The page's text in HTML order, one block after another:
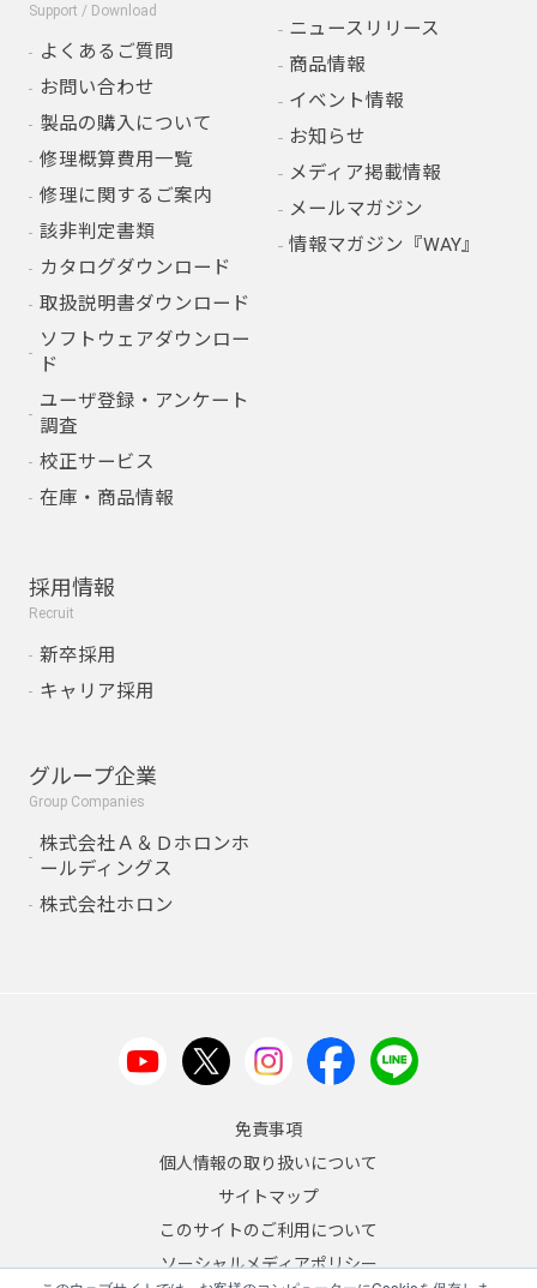
Support / Download
よくあるご質問
お問い合わせ
製品の購入について
修理概算費用一覧
修理に関するご案内
該非判定書類
カタログダウンロード
取扱説明書ダウンロード
ソフトウェアダウンロー
ド
ユーザ登録・アンケート
調査
校正サービス
在庫・商品情報
ニュースリリース
商品情報
イベント情報
お知らせ
メディア掲載情報
メールマガジン
情報マガジン『WAY』
採用情報
Recruit
新卒採用
キャリア採用
グループ企業
Group Companies
株式会社Ａ＆Ｄホロンホ
ールディングス
株式会社ホロン
免責事項
個人情報の取り扱いについて
サイトマップ
このサイトのご利用について
ソーシャルメディアポリシー